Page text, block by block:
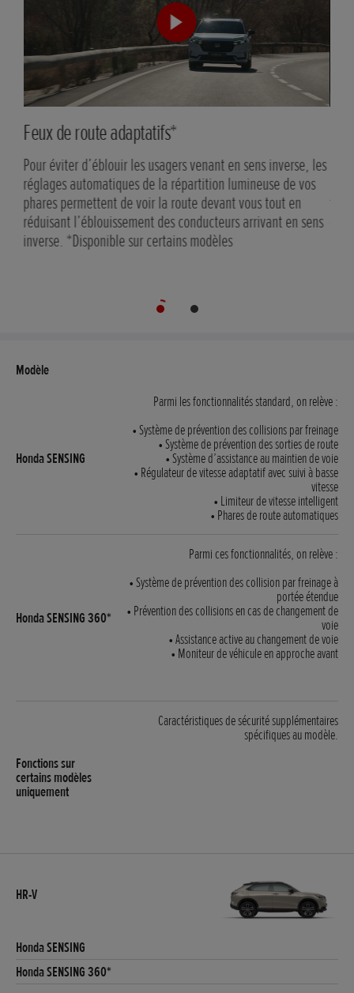
Feux de route adaptatifs*
Pour éviter d’éblouir les usagers venant en sens inverse, les
réglages automatiques de la répartition lumineuse de vos
phares permettent de voir la route devant vous tout en
réduisant l’éblouissement des conducteurs arrivant en sens
inverse. *Disponible sur certains modèles
Parmi les fonctionnalités standard, on relève :
• Système de prévention des collisions par freinage
• Système de prévention des sorties de route
• Système d’assistance au maintien de voie
• Régulateur de vitesse adaptatif avec suivi à basse
vitesse
• Limiteur de vitesse intelligent
• Phares de route automatiques
Parmi ces fonctionnalités, on relève :
• Système de prévention des collision par freinage à
portée étendue
• Prévention des collisions en cas de changement de
voie
• Assistance active au changement de voie
• Moniteur de véhicule en approche avant
Caractéristiques de sécurité supplémentaires
spécifiques au modèle.